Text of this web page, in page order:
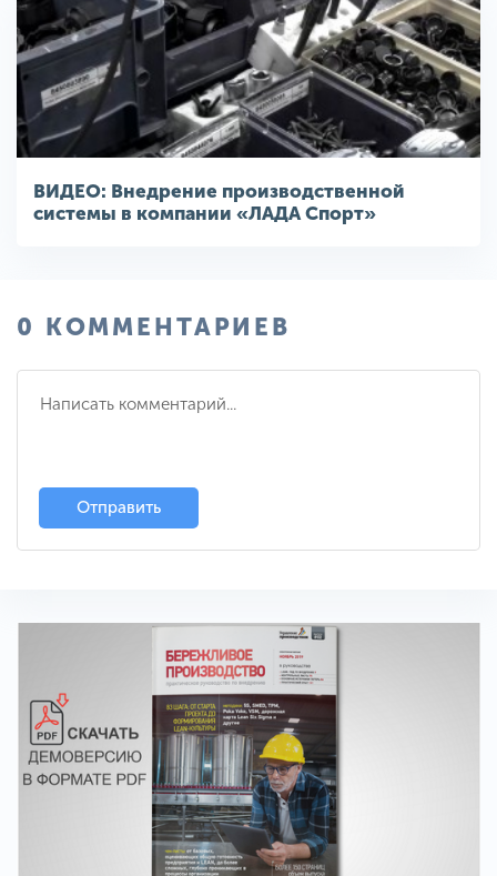
ВИДЕО: Внедрение производственной
системы в компании «ЛАДА Спорт»
0 КОММЕНТАРИЕВ
Отправить